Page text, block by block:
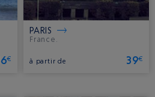
€
PARIS
France.
à partir de 39€